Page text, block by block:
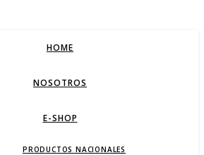
HOME
NOSOTROS
E-SHOP
PRODUCTOS NACIONALES